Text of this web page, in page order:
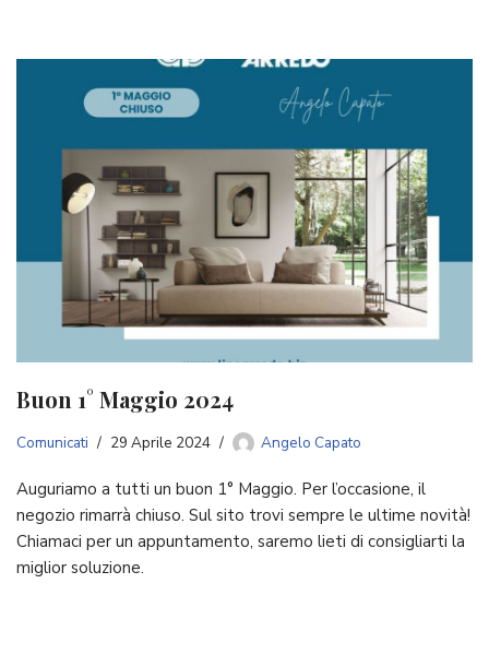
Buon 1° Maggio 2024
Comunicati 29 Aprile 2024 Angelo Capato
Auguriamo a tutti un buon 1° Maggio. Per l’occasione, il
negozio rimarrà chiuso. Sul sito trovi sempre le ultime novità!
Chiamaci per un appuntamento, saremo lieti di consigliarti la
miglior soluzione.